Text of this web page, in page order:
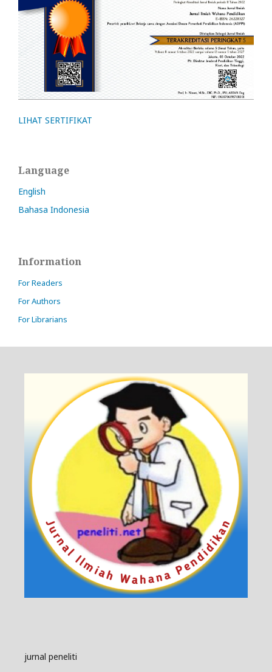
LIHAT SERTIFIKAT
Language
English
Bahasa Indonesia
Information
For Readers
For Authors
For Librarians
jurnal peneliti